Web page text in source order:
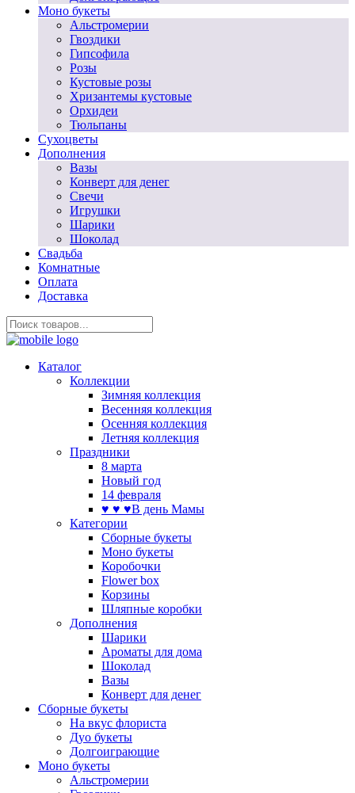
Моно букеты
Альстромерии
Гвоздики
Гипсофила
Розы
Кустовые розы
Хризантемы кустовые
Орхидеи
Тюльпаны
Сухоцветы
Дополнения
Вазы
Конверт для денег
Свечи
Игрушки
Шарики
Шоколад
Свадьба
Комнатные
Оплата
Доставка
Каталог
Коллекции
Зимняя коллекция
Весенняя коллекция
Осенняя коллекция
Летняя коллекция
Праздники
8 марта
Новый год
14 февраля
♥ ♥ ♥В день Мамы
Категории
Сборные букеты
Моно букеты
Коробочки
Flower box
Корзины
Шляпные коробки
Дополнения
Шарики
Ароматы для дома
Шоколад
Вазы
Конверт для денег
Сборные букеты
На вкус флориста
Дуо букеты
Долгоиграющие
Моно букеты
Альстромерии